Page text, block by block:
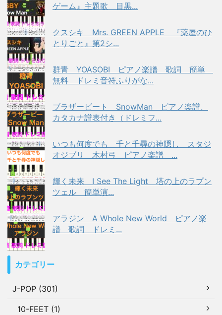
ゲーム』主題歌 目黒...
クスシキ Mrs. GREEN APPLE 『薬屋のひ
とりごと』第2シ...
群青 YOASOBI ピアノ楽譜 歌詞 簡単
無料 ドレミ音符ふりがな...
ブラザービート SnowMan ピアノ楽譜、
カタカナ譜表付き（ドレミフ...
いつも何度でも 千と千尋の神隠し スタジ
オジブリ 木村弓 ピアノ楽譜 ...
輝く未来 I See The Light 塔の上のラプン
ツェル 簡単演...
アラジン A Whole New World ピアノ楽
譜 歌詞 ドレミ...
カテゴリー
J-POP (301)
10-FEET (1)